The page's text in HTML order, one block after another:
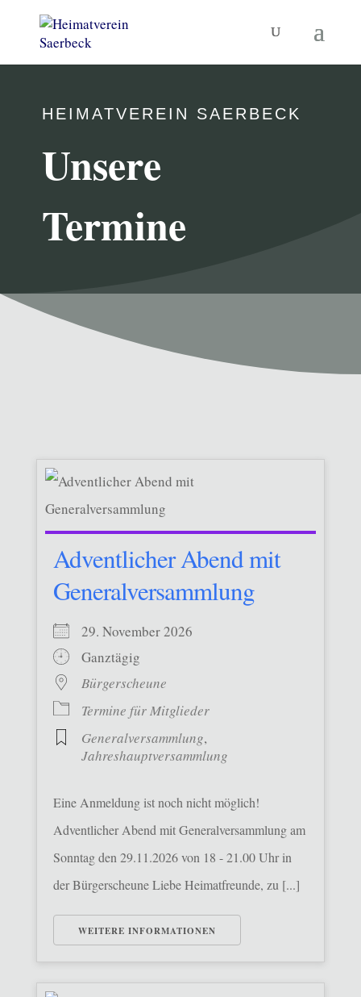
HEIMATVEREIN SAERBECK
Unsere
Termine
Adventlicher Abend mit
Generalversammlung
29. November 2026
Ganztägig
Bürgerscheune
Termine für Mitglieder
Generalversammlung,
Jahreshauptversammlung
Eine Anmeldung ist noch nicht möglich!
Adventlicher Abend mit Generalversammlung am
Sonntag den 29.11.2026 von 18 - 21.00 Uhr in
der Bürgerscheune Liebe Heimatfreunde, zu [...]
WEITERE INFORMATIONEN